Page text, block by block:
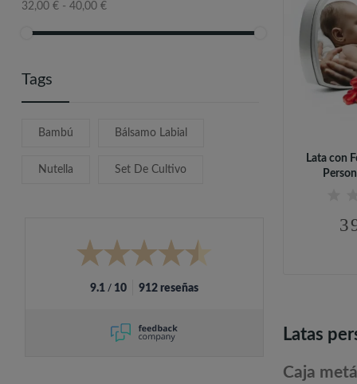
32,00 € - 40,00 €
Tags
Bambú Bálsamo Labial
Nutella Set De Cultivo
9.1 / 10 912 reseñas
Lata con
Latas
Caja